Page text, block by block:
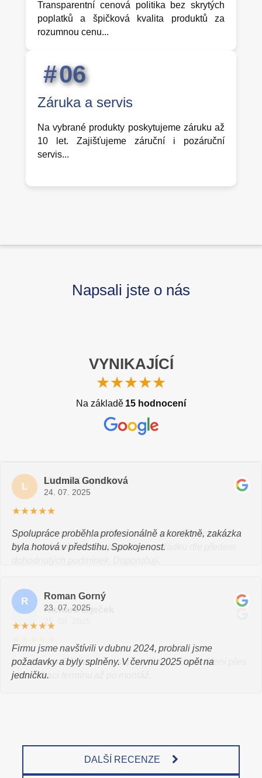
Transparentní cenová politika bez skrytých
poplatků a špičková kvalita produktů za
rozumnou cenu...
06
Záruka a servis
Na vybrané produkty poskytujeme záruku až
10 let. Zajišťujeme záruční i pozáruční
servis...
Napsali jste o nás
VYNIKAJÍCÍ
★★★★★
Na základě 15 hodnocení
M Michal Kropáček
25. 08. 2025
★★★★★
S firmou jsem řešil garážová vrata a později venkovní
žaluzie včetně sítí. Vše proběhlo v pořádku dle předem
R Richard Biječek
25. 08. 2025
Instalace vnější žaluzie – super přístup, od zaměření přes
komunikaci termínu až po montáž.
M Marek Konečný
24. 07. 2025
B Barbora Horecká
23. 07. 2025
L Ludmila Gondková
24. 07. 2025
★★★★★
Spolupráce proběhla profesionálně a korektně, zakázka
byla hotová v předstihu. Spokojenost.
R Roman Gorný
23. 07. 2025
★★★★★
Firmu jsme navštívili v dubnu 2024, probrali jsme
požadavky a byly splněny. V červnu 2025 opět na
jedničku.
DALŠÍ RECENZE